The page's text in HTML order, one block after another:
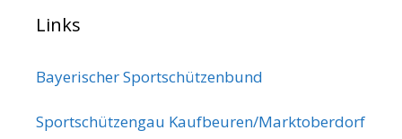
Links
Bayerischer Sportschützenbund
Sportschützengau Kaufbeuren/Marktoberdorf